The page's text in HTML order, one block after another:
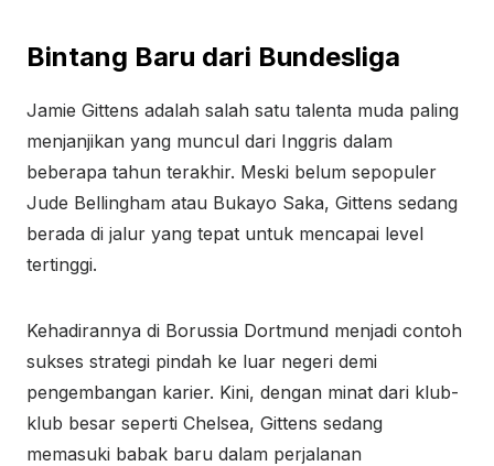
Bintang Baru dari Bundesliga
Jamie Gittens adalah salah satu talenta muda paling
menjanjikan yang muncul dari Inggris dalam
beberapa tahun terakhir. Meski belum sepopuler
Jude Bellingham atau Bukayo Saka, Gittens sedang
berada di jalur yang tepat untuk mencapai level
tertinggi.
Kehadirannya di Borussia Dortmund menjadi contoh
sukses strategi pindah ke luar negeri demi
pengembangan karier. Kini, dengan minat dari klub-
klub besar seperti Chelsea, Gittens sedang
memasuki babak baru dalam perjalanan